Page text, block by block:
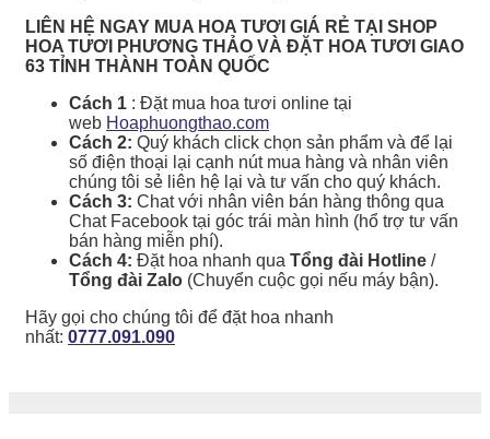
LIÊN HỆ NGAY MUA HOA TƯƠI GIÁ RẺ TẠI SHOP
HOA TƯƠI PHƯƠNG THẢO VÀ ĐẶT HOA TƯƠI GIAO
63 TỈNH THÀNH TOÀN QUỐC
Cách 1 : Đặt mua hoa tươi online tại
web Hoaphuongthao.com
Cách 2: Quý khách click chọn sản phẩm và để lại
số điện thoại lại cạnh nút mua hàng và nhân viên
chúng tôi sẻ liên hệ lại và tư vấn cho quý khách.
Cách 3: Chat với nhân viên bán hàng thông qua
Chat Facebook tại góc trái màn hình (hổ trợ tư vấn
bán hàng miễn phí).
Cách 4: Đặt hoa nhanh qua Tổng đài Hotline /
Tổng đài Zalo (Chuyển cuộc gọi nếu máy bận).
Hãy gọi cho chúng tôi để đặt hoa nhanh
nhất: 0777.091.090